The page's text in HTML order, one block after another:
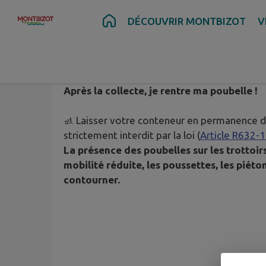
Contenu Recherche Pied de page
DÉCOUVRIR MONTBIZOT
Après la collecte, je rentre ma poubelle !
🚮 Laisser votre conteneur en permanence
strictement interdit par la loi (Article R632-
La présence des poubelles sur les
mobilité réduite, les poussettes, les
contourner.